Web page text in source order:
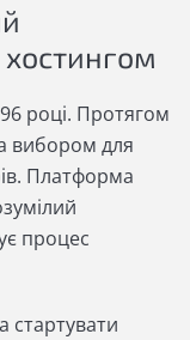
хостингом
році. Протягом
вибором для
Платформа
процес
стартувати